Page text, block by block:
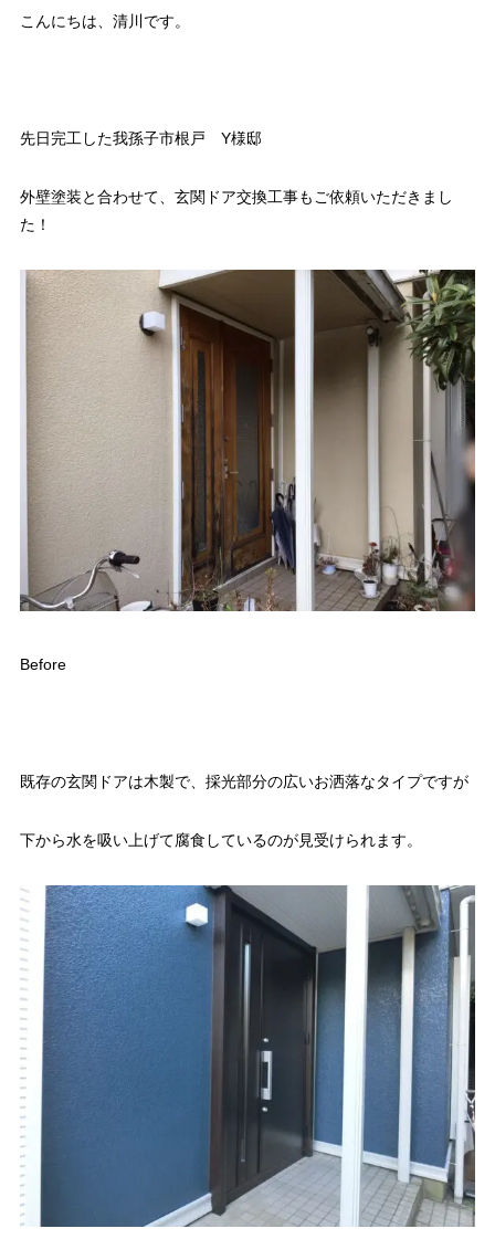
こんにちは、清川です。
先日完工した我孫子市根戸 Y様邸
外壁塗装と合わせて、玄関ドア交換工事もご依頼いただきまし
た！
Before
既存の玄関ドアは木製で、採光部分の広いお洒落なタイプですが
下から水を吸い上げて腐食しているのが見受けられます。